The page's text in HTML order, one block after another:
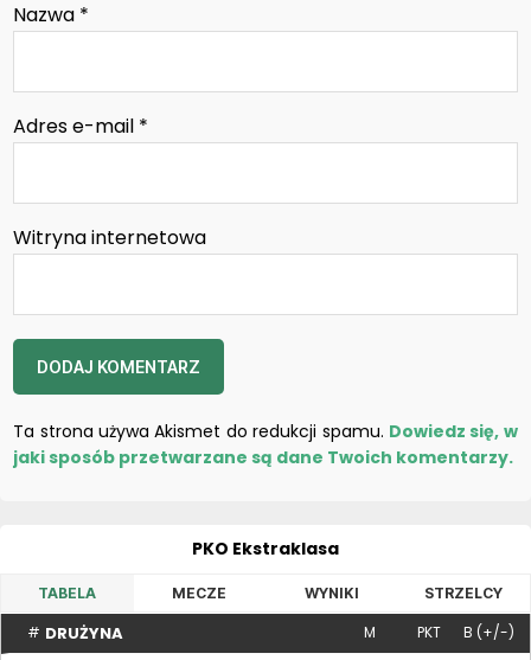
Nazwa *
Adres e-mail *
Witryna internetowa
Ta strona używa Akismet do redukcji spamu. Dowiedz się, w
jaki sposób przetwarzane są dane Twoich komentarzy.
PKO Ekstraklasa
TABELA MECZE WYNIKI STRZELCY
# DRUŻYNA M PKT B (+/-)